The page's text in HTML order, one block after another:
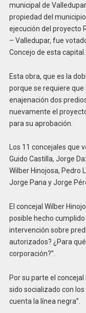
municipal de
propiedad del
ejecución del proyecto
– Valledupar, fue
Concejo de esta capital.
Esta obra, que es la
porque se requiere que
enajenación dos
nuevamente el
para su aprobación.
Los 11 concejales que
Guido Castilla, Jorge
Wilber Hinojosa, Pedro
Jorge Pana y Jorge
El concejal Wilber
posible hecho
intervención sobre
autorizados? ¿Para
corporación?”.
Por su parte el
sido socializado con
cuenta la línea negra”.